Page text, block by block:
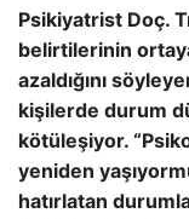
Psikiyatrist Doç.
belirtilerinin
azaldığını
kişilerde durum
kötüleşiyor.
yeniden
hatırlatan